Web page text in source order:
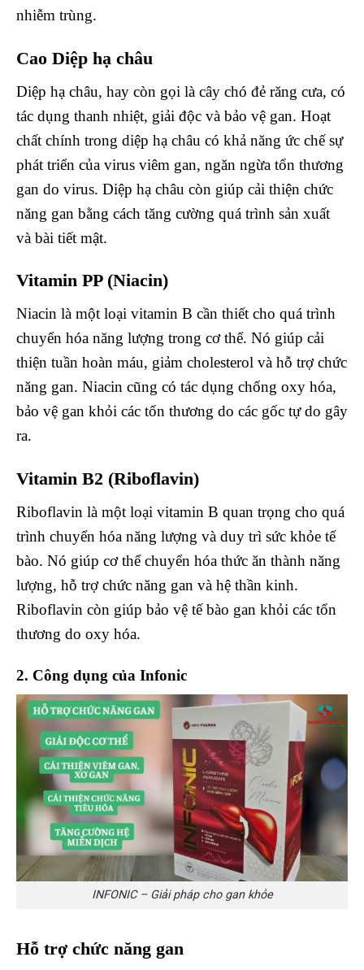
nhiễm trùng.
Cao Diệp hạ châu
Diệp hạ châu, hay còn gọi là cây chó đẻ răng cưa, có
tác dụng thanh nhiệt, giải độc và bảo vệ gan. Hoạt
chất chính trong diệp hạ châu có khả năng ức chế sự
phát triển của virus viêm gan, ngăn ngừa tổn thương
gan do virus. Diệp hạ châu còn giúp cải thiện chức
năng gan bằng cách tăng cường quá trình sản xuất
và bài tiết mật.
Vitamin PP (Niacin)
Niacin là một loại vitamin B cần thiết cho quá trình
chuyển hóa năng lượng trong cơ thể. Nó giúp cải
thiện tuần hoàn máu, giảm cholesterol và hỗ trợ chức
năng gan. Niacin cũng có tác dụng chống oxy hóa,
bảo vệ gan khỏi các tổn thương do các gốc tự do gây
ra.
Vitamin B2 (Riboflavin)
Riboflavin là một loại vitamin B quan trọng cho quá
trình chuyển hóa năng lượng và duy trì sức khỏe tế
bào. Nó giúp cơ thể chuyển hóa thức ăn thành năng
lượng, hỗ trợ chức năng gan và hệ thần kinh.
Riboflavin còn giúp bảo vệ tế bào gan khỏi các tổn
thương do oxy hóa.
2. Công dụng của Infonic
INFONIC – Giải pháp cho gan khỏe
Hỗ trợ chức năng gan